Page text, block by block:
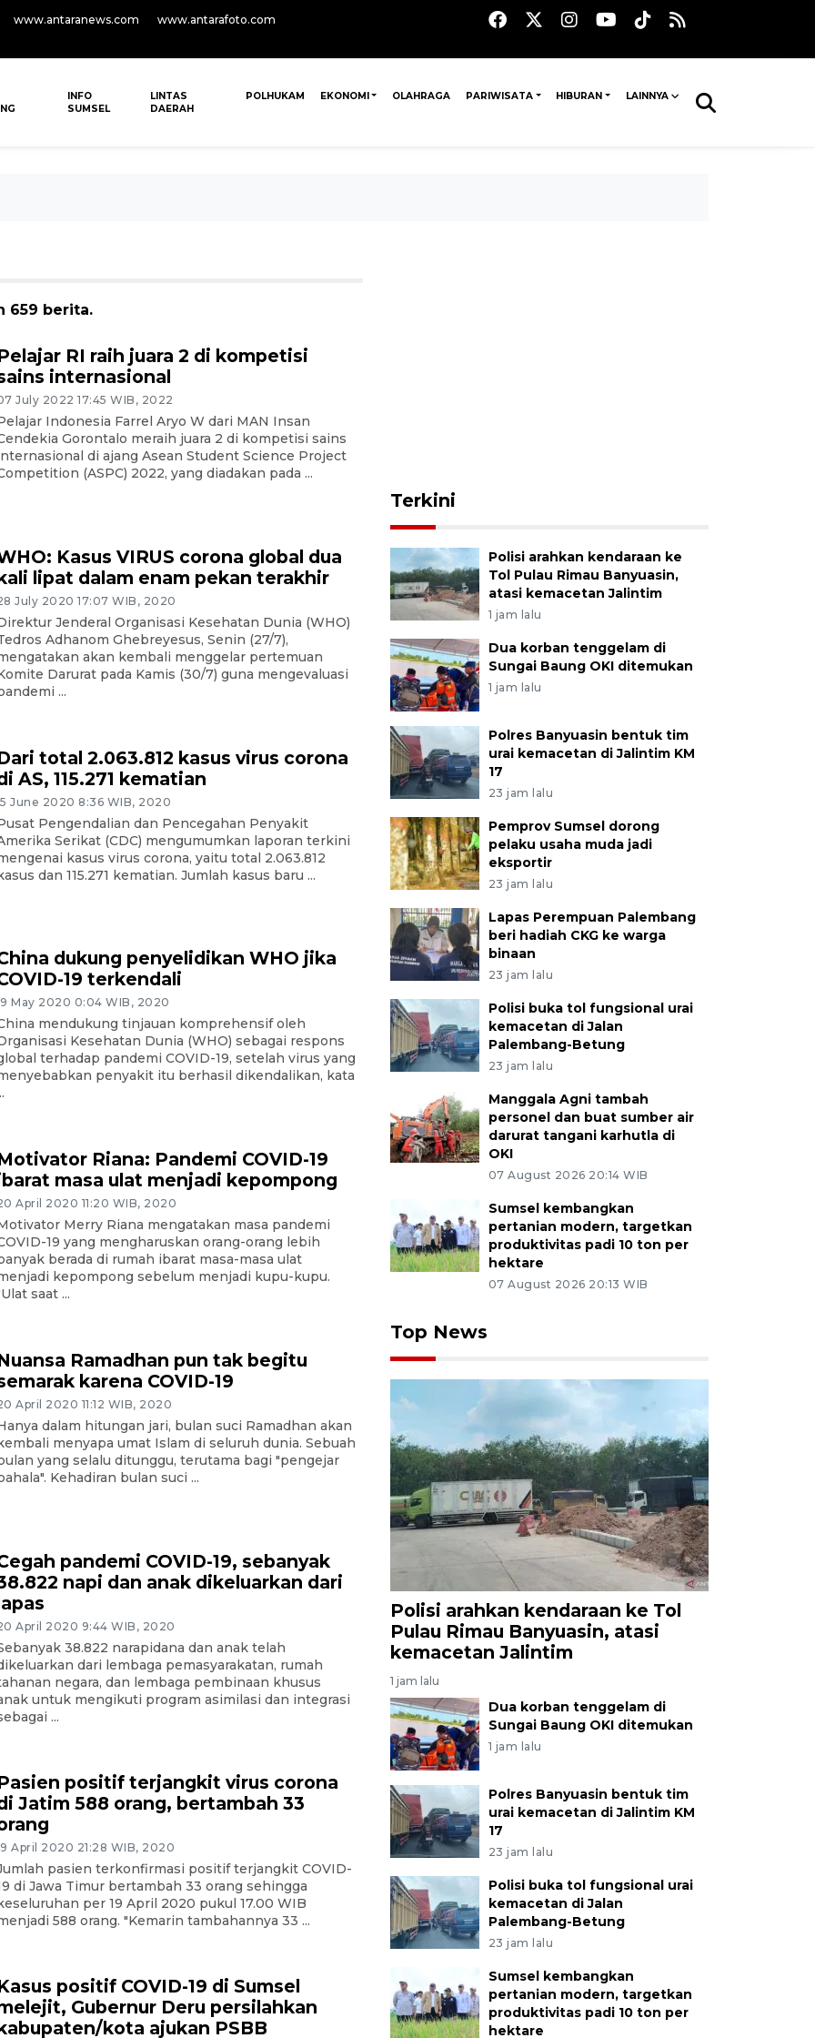
www.antaranews.com www.antarafoto.com
INFO
SUMSEL
LINTAS
DAERAH
POLHUKAM EKONOMI OLAHRAGA PARIWISATA HIBURAN LAINNYA
659 berita.
RI raih juara 2 di kompetisi
internasional
July 2022 17:45 WIB, 2022
Indonesia Farrel Aryo W dari MAN Insan
Gorontalo meraih juara 2 di kompetisi sains
di ajang Asean Student Science Project
(ASPC) 2022, yang diadakan pada ...
Kasus VIRUS corona global dua
lipat dalam enam pekan terakhir
July 2020 17:07 WIB, 2020
Jenderal Organisasi Kesehatan Dunia (WHO)
Adhanom Ghebreyesus, Senin (27/7),
akan kembali menggelar pertemuan
Darurat pada Kamis (30/7) guna mengevaluasi
...
total 2.063.812 kasus virus corona
AS, 115.271 kematian
June 2020 8:36 WIB, 2020
Pengendalian dan Pencegahan Penyakit
Serikat (CDC) mengumumkan laporan terkini
kasus virus corona, yaitu total 2.063.812
dan 115.271 kematian. Jumlah kasus baru ...
dukung penyelidikan WHO jika
19 terkendali
May 2020 0:04 WIB, 2020
mendukung tinjauan komprehensif oleh
Kesehatan Dunia (WHO) sebagai respons
terhadap pandemi COVID-19, setelah virus yang
penyakit itu berhasil dikendalikan, kata
Riana: Pandemi COVID-19
masa ulat menjadi kepompong
April 2020 11:20 WIB, 2020
Merry Riana mengatakan masa pandemi
19 yang mengharuskan orang-orang lebih
berada di rumah ibarat masa-masa ulat
kepompong sebelum menjadi kupu-kupu.
saat ...
Ramadhan pun tak begitu
karena COVID-19
April 2020 11:12 WIB, 2020
dalam hitungan jari, bulan suci Ramadhan akan
menyapa umat Islam di seluruh dunia. Sebuah
yang selalu ditunggu, terutama bagi "pengejar
Kehadiran bulan suci ...
pandemi COVID-19, sebanyak
napi dan anak dikeluarkan dari
April 2020 9:44 WIB, 2020
38.822 narapidana dan anak telah
dari lembaga pemasyarakatan, rumah
negara, dan lembaga pembinaan khusus
untuk mengikuti program asimilasi dan integrasi
...
positif terjangkit virus corona
Jatim 588 orang, bertambah 33
April 2020 21:28 WIB, 2020
pasien terkonfirmasi positif terjangkit COVID-
di Jawa Timur bertambah 33 orang sehingga
per 19 April 2020 pukul 17.00 WIB
588 orang. "Kemarin tambahannya 33 ...
positif COVID-19 di Sumsel
Gubernur Deru persilahkan
kota ajukan PSBB
Terkini
Polisi arahkan kendaraan ke
Tol Pulau Rimau Banyuasin,
atasi kemacetan Jalintim
1 jam lalu
Dua korban tenggelam di
Sungai Baung OKI ditemukan
1 jam lalu
Polres Banyuasin bentuk tim
urai kemacetan di Jalintim KM
17
23 jam lalu
Pemprov Sumsel dorong
pelaku usaha muda jadi
eksportir
23 jam lalu
Lapas Perempuan Palembang
beri hadiah CKG ke warga
binaan
23 jam lalu
Polisi buka tol fungsional urai
kemacetan di Jalan
Palembang-Betung
23 jam lalu
Manggala Agni tambah
personel dan buat sumber air
darurat tangani karhutla di
OKI
07 August 2026 20:14 WIB
Sumsel kembangkan
pertanian modern, targetkan
produktivitas padi 10 ton per
hektare
07 August 2026 20:13 WIB
Top News
Polisi arahkan kendaraan ke Tol
Pulau Rimau Banyuasin, atasi
kemacetan Jalintim
1 jam lalu
Dua korban tenggelam di
Sungai Baung OKI ditemukan
1 jam lalu
Polres Banyuasin bentuk tim
urai kemacetan di Jalintim KM
17
23 jam lalu
Polisi buka tol fungsional urai
kemacetan di Jalan
Palembang-Betung
23 jam lalu
Sumsel kembangkan
pertanian modern, targetkan
produktivitas padi 10 ton per
hektare